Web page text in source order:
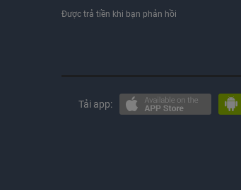
Được trả tiền khi bạn phản hồi
Tải app: